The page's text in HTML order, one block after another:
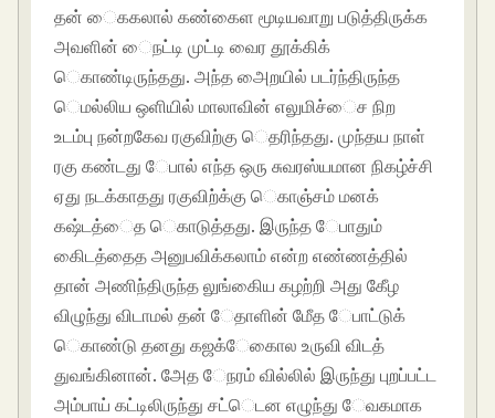
தன் ைககலால் கண்கைள மூடியவாறு படுத்திருக்க
அவளின் ைநட்டி முட்டி வைர தூக்கிக்
ெகாண்டிருந்தது. அந்த அைறயில் படர்ந்திருந்த
ெமல்லிய ஒளியில் மாலாவின் எலுமிச்ைச நிற
உடம்பு நன்றகேவ ரகுவிற்கு ெதரிந்தது. முந்தய நாள்
ரகு கண்டது ேபால் எந்த ஒரு சுவரஸ்யமான நிகழ்ச்சி
ஏது நடக்காதது ரகுவிற்க்கு ெகாஞ்சம் மனக்
கஷ்டத்ைத ெகாடுத்தது. இருந்த ேபாதும்
கிைடத்தைத அனுபவிக்கலாம் என்ற எண்ணத்தில்
தான் அணிந்திருந்த லுங்கிைய கழற்றி அது கீேழ
விழுந்து விடாமல் தன் ேதாளின் மீேத ேபாட்டுக்
ெகாண்டு தனது கஜக்ேகாைல உருவி விடத்
துவங்கினான். அேத ேநரம் வில்லில் இருந்து புறப்பட்ட
அம்பாய் கட்டிலிருந்து சட்ெடன எழுந்து ேவகமாக